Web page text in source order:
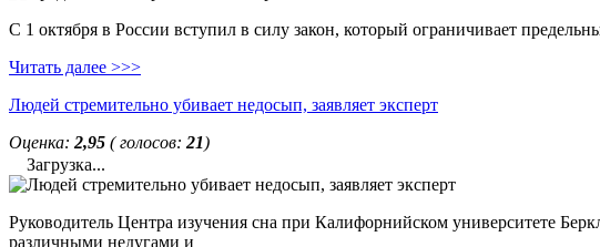
С 1 октября в России вступил в силу закон, который ограничивает
Читать далее >>>
Людей стремительно убивает недосып, заявляет эксперт
Оценка: 2,95 ( голосов: 21)
Загрузка...
Руководитель Центра изучения сна при Калифорнийском университете
различными недугами и